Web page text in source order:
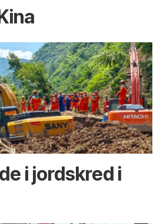
i jordskred i